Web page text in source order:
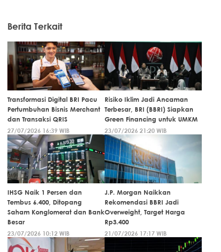
Berita Terkait
Transformasi Digital BRI Pacu
Pertumbuhan Bisnis Merchant
dan Transaksi QRIS
27/07/2026 16:39 WIB
Risiko Iklim Jadi Ancaman
Terbesar, BRI (BBRI) Siapkan
Green Financing untuk UMKM
23/07/2026 21:20 WIB
IHSG Naik 1 Persen dan
Tembus 6.400, Ditopang
Saham Konglomerat dan Bank
Besar
23/07/2026 10:12 WIB
J.P. Morgan Naikkan
Rekomendasi BBRI Jadi
Overweight, Target Harga
Rp3.400
21/07/2026 17:17 WIB